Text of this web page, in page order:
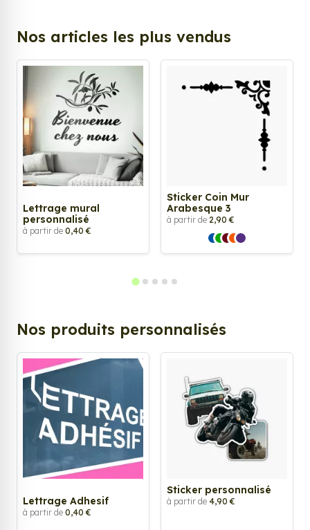
Nos articles les plus vendus
Lettrage mural
personnalisé
à partir de 0,40 €
Sticker Coin Mur
Arabesque 3
à partir de 2,90 €
Nos produits personnalisés
Lettrage Adhesif
à partir de 0,40 €
Sticker personnalisé
à partir de 4,90 €